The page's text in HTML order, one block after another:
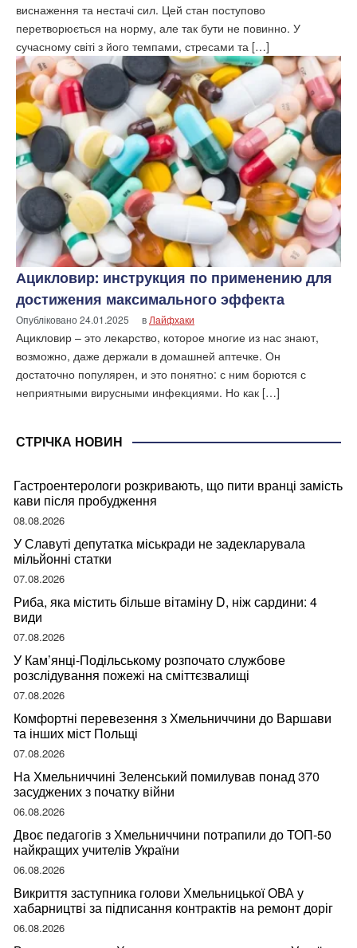
виснаження та нестачі сил. Цей стан поступово
перетворюється на норму, але так бути не повинно. У
сучасному світі з його темпами, стресами та […]
Ацикловир: инструкция по применению для
достижения максимального эффекта
Опубліковано24.01.2025 в Лайфхаки
Ацикловир – это лекарство, которое многие из нас знают,
возможно, даже держали в домашней аптечке. Он
достаточно популярен, и это понятно: с ним борются с
неприятными вирусными инфекциями. Но как […]
СТРІЧКА НОВИН
Гастроентерологи розкривають, що пити вранці замість
кави після пробудження
08.08.2026
У Славуті депутатка міськради не задекларувала
мільйонні статки
07.08.2026
Риба, яка містить більше вітаміну D, ніж сардини: 4
види
07.08.2026
У Кам’янці-Подільському розпочато службове
розслідування пожежі на сміттєзвалищі
07.08.2026
Комфортні перевезення з Хмельниччини до Варшави
та інших міст Польщі
07.08.2026
На Хмельниччині Зеленський помилував понад 370
засуджених з початку війни
06.08.2026
Двоє педагогів з Хмельниччини потрапили до ТОП-50
найкращих учителів України
06.08.2026
Викриття заступника голови Хмельницької ОВА у
хабарництві за підписання контрактів на ремонт доріг
06.08.2026